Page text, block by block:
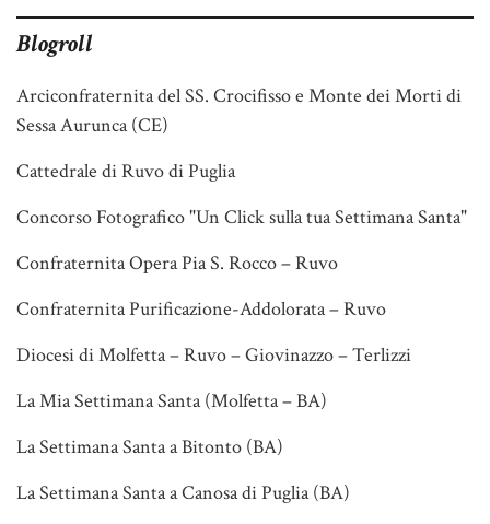
Blogroll
Arciconfraternita del SS. Crocifisso e Monte dei Morti di
Sessa Aurunca (CE)
Cattedrale di Ruvo di Puglia
Concorso Fotografico "Un Click sulla tua Settimana Santa"
Confraternita Opera Pia S. Rocco – Ruvo
Confraternita Purificazione-Addolorata – Ruvo
Diocesi di Molfetta – Ruvo – Giovinazzo – Terlizzi
La Mia Settimana Santa (Molfetta – BA)
La Settimana Santa a Bitonto (BA)
La Settimana Santa a Canosa di Puglia (BA)